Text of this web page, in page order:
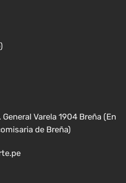
General Varela 1904 Breña (En
de Breña)